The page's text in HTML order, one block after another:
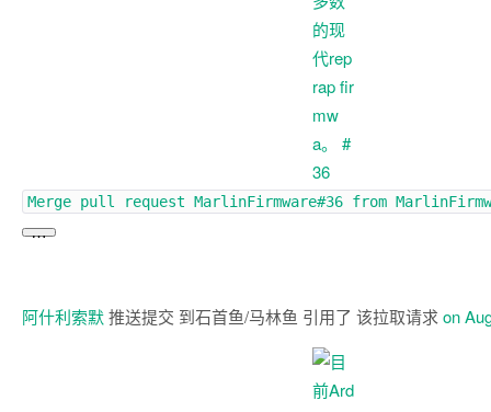
Merge pull request MarlinFirmware#36 from
…
阿什利索默推送提交 到石首鱼/马林鱼 引用了 该拉取请求 on